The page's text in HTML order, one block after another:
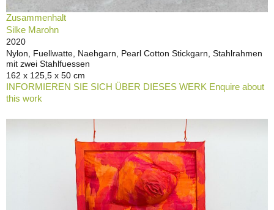
Zusammenhalt
Silke Marohn
2020
Nylon, Fuellwatte, Naehgarn, Pearl Cotton Stickgarn, Stahlrahmen
mit zwei Stahlfuessen
162 x 125,5 x 50 cm
INFORMIEREN SIE SICH ÜBER DIESES WERK Enquire about
this work